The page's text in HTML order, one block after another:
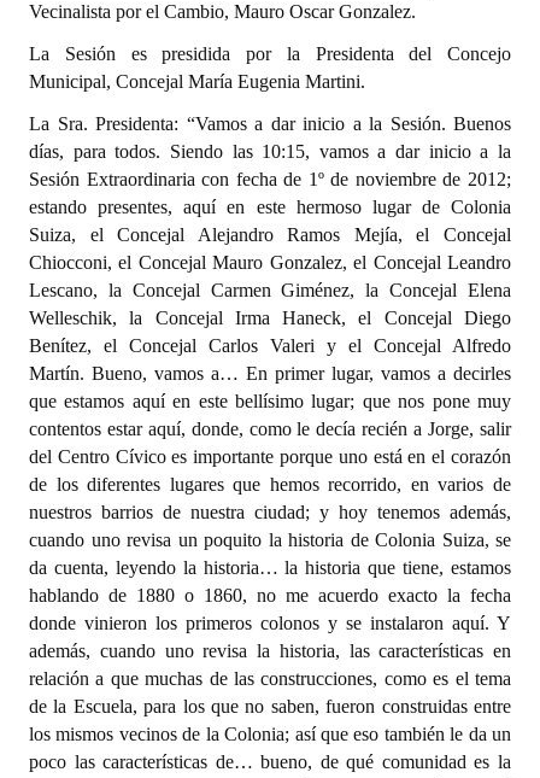
DOCUMENTOS
Informes de Gestión
Proyectos Presentados
Dictámenes Asesoría Letrada
Actas de Sesión
Informes de Unidad Coordinadora
Ejecución Presupuestaria
Actas de Audiencias Públicas
NORMATIVA
Comunicaciones
Declaraciones
Resoluciones
Resoluciones de Presidencia
INSTITUCIONAL
Vecinalista por el Cambio, Mauro Oscar Gonzalez.
La Sesión es presidida por la Presidenta del Concejo
Municipal, Concejal María Eugenia Martini.
La Sra. Presidenta: “Vamos a dar inicio a la Sesión. Buenos
días, para todos. Siendo las 10:15, vamos a dar inicio a la
Sesión Extraordinaria con fecha de 1º de noviembre de 2012;
estando presentes, aquí en este hermoso lugar de Colonia
Suiza, el Concejal Alejandro Ramos Mejía, el Concejal
Chiocconi, el Concejal Mauro Gonzalez, el Concejal Leandro
Lescano, la Concejal Carmen Giménez, la Concejal Elena
Welleschik, la Concejal Irma Haneck, el Concejal Diego
Benítez, el Concejal Carlos Valeri y el Concejal Alfredo
Martín. Bueno, vamos a… En primer lugar, vamos a decirles
que estamos aquí en este bellísimo lugar; que nos pone muy
contentos estar aquí, donde, como le decía recién a Jorge, salir
del Centro Cívico es importante porque uno está en el corazón
de los diferentes lugares que hemos recorrido, en varios de
nuestros barrios de nuestra ciudad; y hoy tenemos además,
cuando uno revisa un poquito la historia de Colonia Suiza, se
da cuenta, leyendo la historia… la historia que tiene, estamos
hablando de 1880 o 1860, no me acuerdo exacto la fecha
donde vinieron los primeros colonos y se instalaron aquí. Y
además, cuando uno revisa la historia, las características en
relación a que muchas de las construcciones, como es el tema
de la Escuela, para los que no saben, fueron construidas entre
los mismos vecinos de la Colonia; así que eso también le da un
poco las características de… bueno, de qué comunidad es la